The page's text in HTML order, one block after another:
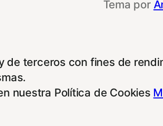
Tema por
terceros con fines de
nuestra Política de Cookies